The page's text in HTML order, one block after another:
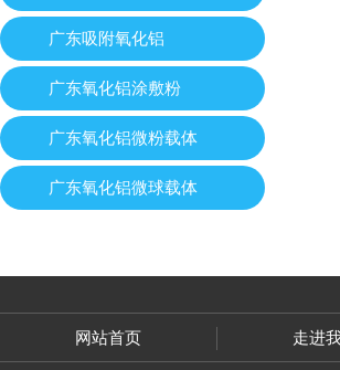
广东吸附氧化铝
广东氧化铝涂敷粉
广东氧化铝微粉载体
广东氧化铝微球载体
网站首页 走进